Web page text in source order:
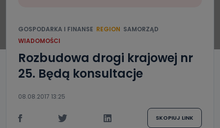
GOSPODARKA I FINANSE REGION SAMORZĄD
WIADOMOŚCI
Rozbudowa drogi krajowej nr
25. Będą konsultacje
08.08.2017 13:25
SKOPIUJ LINK